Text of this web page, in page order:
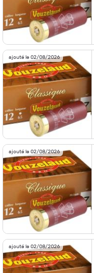
ajouté le 02/08/2026
ajouté le 02/08/2026
ajouté le 02/08/2026